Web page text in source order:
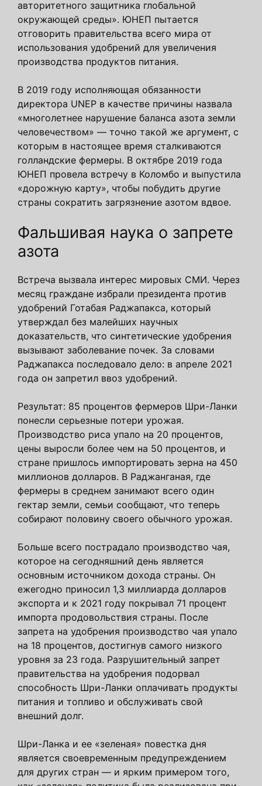
авторитетного защитника глобальной
окружающей среды». ЮНЕП пытается
отговорить правительства всего мира от
использования удобрений для увеличения
производства продуктов питания.
В 2019 году исполняющая обязанности
директора UNEP в качестве причины назвала
«многолетнее нарушение баланса азота земли
человечеством» — точно такой же аргумент, с
которым в настоящее время сталкиваются
голландские фермеры. В октябре 2019 года
ЮНЕП провела встречу в Коломбо и выпустила
«дорожную карту», ​​чтобы побудить другие
страны сократить загрязнение азотом вдвое.
Фальшивая наука о запрете
азота
Встреча вызвала интерес мировых СМИ. Через
месяц граждане избрали президента против
удобрений Готабая Раджапакса, который
утверждал без малейших научных
доказательств, что синтетические удобрения
вызывают заболевание почек. За словами
Раджапакса последовало дело: в апреле 2021
года он запретил ввоз удобрений.
Результат: 85 процентов фермеров Шри-Ланки
понесли серьезные потери урожая.
Производство риса упало на 20 процентов,
цены выросли более чем на 50 процентов, и
стране пришлось импортировать зерна на 450
миллионов долларов. В Раджанганая, где
фермеры в среднем занимают всего один
гектар земли, семьи сообщают, что теперь
собирают половину своего обычного урожая.
Больше всего пострадало производство чая,
которое на сегодняшний день является
основным источником дохода страны. Он
ежегодно приносил 1,3 миллиарда долларов
экспорта и к 2021 году покрывал 71 процент
импорта продовольствия страны. После
запрета на удобрения производство чая упало
на 18 процентов, достигнув самого низкого
уровня за 23 года. Разрушительный запрет
правительства на удобрения подорвал
способность Шри-Ланки оплачивать продукты
питания и топливо и обслуживать свой
внешний долг.
Шри-Ланка и ее «зеленая» повестка дня
является своевременным предупреждением
для других стран — и ярким примером того,